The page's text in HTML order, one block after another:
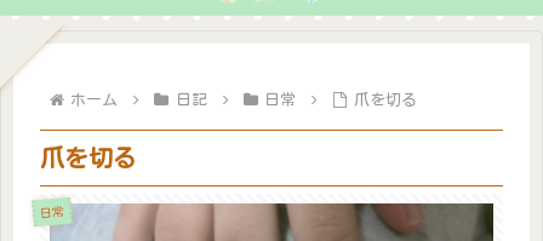
ホーム 日記 日常 爪を切る
爪を切る
日常